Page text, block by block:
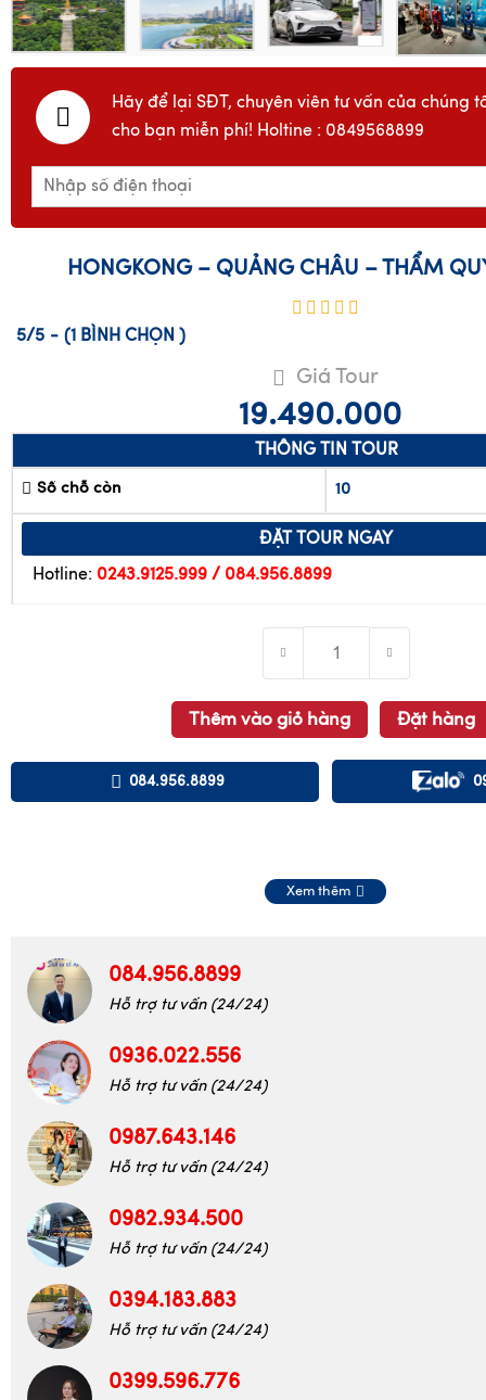
Hãy để lại SĐT, chuyên viên tư vấn của chúng
cho bạn miễn phí! Holtine : 0849568899
HONGKONG – QUẢNG CHÂU – THẨM
Giá Tour
19.490.000
THÔNG TIN TOUR
10
ĐẶT TOUR NGAY
Thêm vào giỏ hàng Đặt hàng
084.956.8899
Hỗ trợ tư vấn (24/24)
0936.022.556
Hỗ trợ tư vấn (24/24)
0987.643.146
Hỗ trợ tư vấn (24/24)
0982.934.500
Hỗ trợ tư vấn (24/24)
0394.183.883
Hỗ trợ tư vấn (24/24)